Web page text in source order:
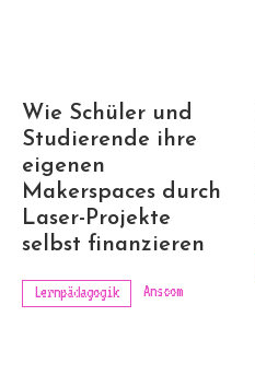
Wie Schüler und
Studierende ihre
eigenen
Makerspaces durch
Laser-Projekte
selbst finanzieren
Lernpädagogik Anscom